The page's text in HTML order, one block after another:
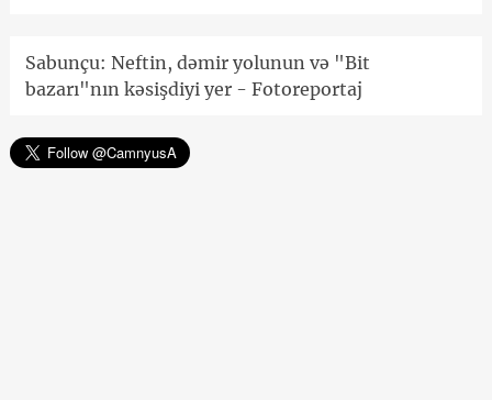
Sabunçu: Neftin, dəmir yolunun və "Bit
bazarı"nın kəsişdiyi yer - Fotoreportaj